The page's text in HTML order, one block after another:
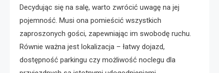
Decydując się na salę, warto zwrócić uwagę na jej
pojemność. Musi ona pomieścić wszystkich
zaproszonych gości, zapewniając im swobodę ruchu.
Równie ważna jest lokalizacja – łatwy dojazd,
dostępność parkingu czy możliwość noclegu dla